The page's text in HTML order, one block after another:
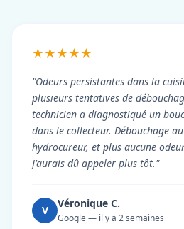
★★★★★
"Odeurs persistantes dans la
plusieurs tentatives de
technicien a diagnostiqué un
dans le collecteur. Débouchage
hydrocureur, et plus aucune
J'aurais dû appeler plus tôt."
V
Véronique C.
Google — il y a 2 semaines